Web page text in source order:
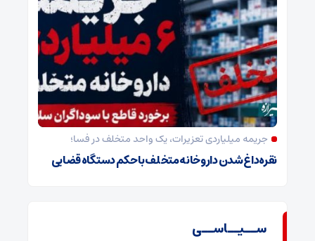
جریمه میلیاردی تعزیرات، یک واحد متخلف در فسا؛
نقره‌داغ شدن داروخانه متخلف با حکم دستگاه قضایی
ســیــاســی